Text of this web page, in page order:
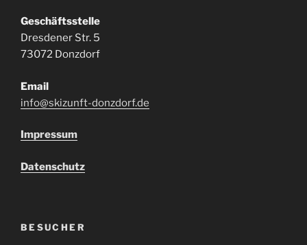
Geschäftsstelle
Dresdener Str. 5
73072 Donzdorf
Email
info@skizunft-donzdorf.de
Impressum
Datenschutz
BESUCHER